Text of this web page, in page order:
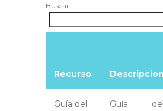
Buscar:
Recurso Descripcion
Guía del
Guía del